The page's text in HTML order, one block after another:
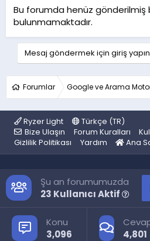
Bu forumda henüz gönderilmiş
bulunmamaktadır.
Mesaj göndermek için giriş
Forumlar Google ve Arama
Ryzer Light
Türkçe (TR)
Bize Ulaşın
Forum Kuralları
Gizlilik Politikası
Yardım Ana
Şu an forumumuzda
23 Kullanıcı Aktif
Konu
3,096
4,801